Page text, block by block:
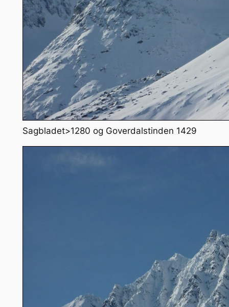
Sagbladet>1280 og Goverdalstinden 1429